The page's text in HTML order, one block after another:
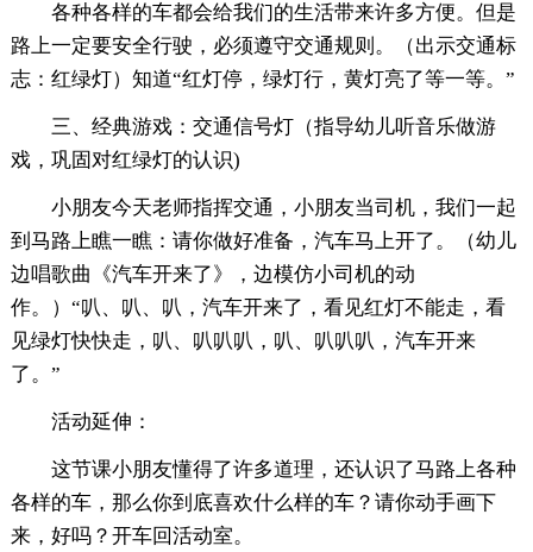
各种各样的车都会给我们的生活带来许多方便。但是
路上一定要安全行驶，必须遵守交通规则。（出示交通标
志：红绿灯）知道“红灯停，绿灯行，黄灯亮了等一等。”
三、经典游戏：交通信号灯（指导幼儿听音乐做游
戏，巩固对红绿灯的认识)
小朋友今天老师指挥交通，小朋友当司机，我们一起
到马路上瞧一瞧：请你做好准备，汽车马上开了。（幼儿
边唱歌曲《汽车开来了》，边模仿小司机的动
作。）“叭、叭、叭，汽车开来了，看见红灯不能走，看
见绿灯快快走，叭、叭叭叭，叭、叭叭叭，汽车开来
了。”
活动延伸：
这节课小朋友懂得了许多道理，还认识了马路上各种
各样的车，那么你到底喜欢什么样的车？请你动手画下
来，好吗？开车回活动室。